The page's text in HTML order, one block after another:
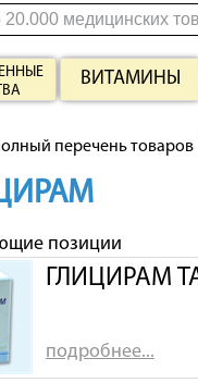
ВИТАМИНЫ
перечень товаров
позиции
ГЛИЦИРАМ
подробнее...